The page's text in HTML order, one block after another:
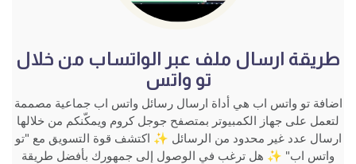
طريقة ارسال ملف عبر الواتساب من خلال
تو واتس
اضافة تو واتس اب هي أداة ارسال رسائل واتس اب جماعية مصممة
لتعمل على جهاز الكمبيوتر بمتصفح جوجل كروم ويمكّنكم من خلالها
ارسال عدد غير محدود من الرسائل ✨ اكتشف قوة التسويق مع "تو
واتس اب" ✨ هل ترغب في الوصول إلى جمهورك بأفضل طريقة